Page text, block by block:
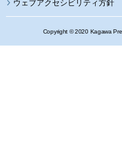
ウェブアクセシビリティ方針
Copyright © 2020 Kagawa